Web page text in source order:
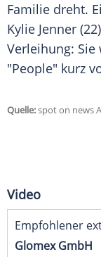
Familie dreht.
Kylie Jenner
Verleihung: Sie
"People" kurz
Quelle:spot on news
Video
Empfohlener
Glomex GmbH